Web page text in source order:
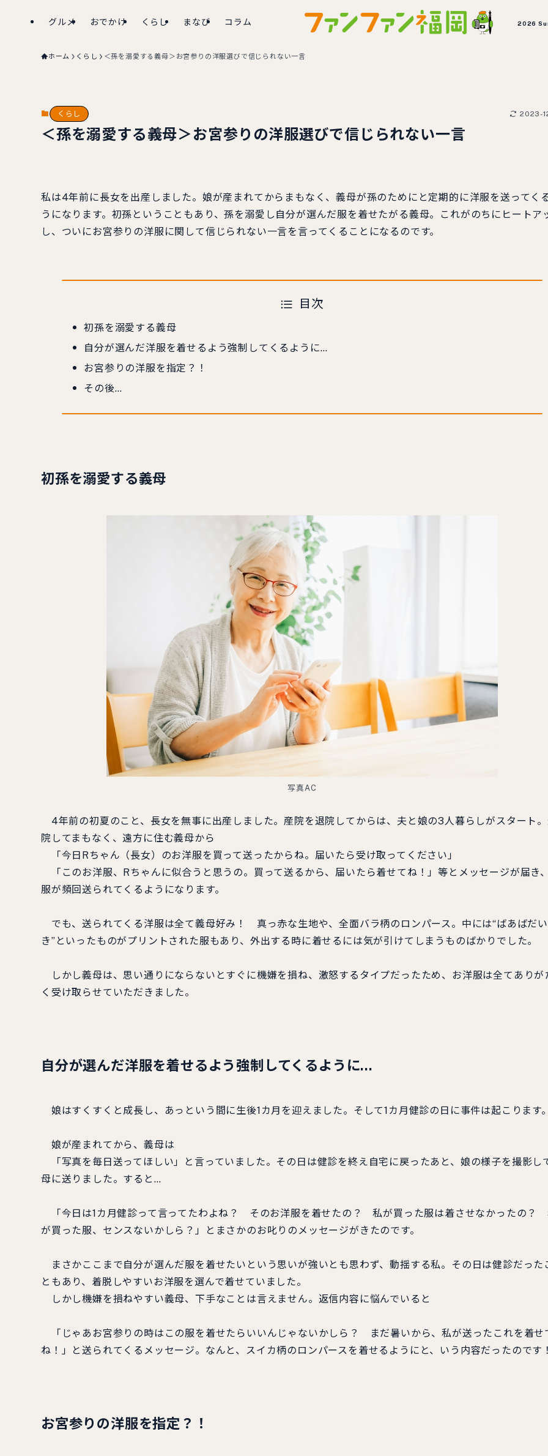
グルメ おでかけ くらし まなび コラム 2026
ホーム くらし ＜孫を溺愛する義母＞お宮参りの洋服選びで信じられない一言
くらし 2023-
＜孫を溺愛する義母＞お宮参りの洋服選びで信じられない一言
私は4年前に長女を出産しました。娘が産まれてからまもなく、義母が孫のためにと定期的に洋服を送ってく
うになります。初孫ということもあり、孫を溺愛し自分が選んだ服を着せたがる義母。これがのちにヒートア
し、ついにお宮参りの洋服に関して信じられない一言を言ってくることになるのです。
目次
初孫を溺愛する義母
自分が選んだ洋服を着せるよう強制してくるように…
お宮参りの洋服を指定？！
その後…
初孫を溺愛する義母
写真AC
4年前の初夏のこと、長女を無事に出産しました。産院を退院してからは、夫と娘の3人暮らしがスタート
院してまもなく、遠方に住む義母から
「今日Rちゃん（長女）のお洋服を買って送ったからね。届いたら受け取ってください」
「このお洋服、Rちゃんに似合うと思うの。買って送るから、届いたら着せてね！」等とメッセージが届き
服が頻回送られてくるようになります。
でも、送られてくる洋服は全て義母好み！ 真っ赤な生地や、全面バラ柄のロンパース。中には“ばあばだ
き”といったものがプリントされた服もあり、外出する時に着せるには気が引けてしまうものばかりでした。
しかし義母は、思い通りにならないとすぐに機嫌を損ね、激怒するタイプだったため、お洋服は全てありが
く受け取らせていただきました。
自分が選んだ洋服を着せるよう強制してくるように…
娘はすくすくと成長し、あっという間に生後1カ月を迎えました。そして1カ月健診の日に事件は起こります
娘が産まれてから、義母は
「写真を毎日送ってほしい」と言っていました。その日は健診を終え自宅に戻ったあと、娘の様子を撮影し
母に送りました。すると…
「今日は1カ月健診って言ってたわよね？ そのお洋服を着せたの？ 私が買った服は着させなかったの？
が買った服、センスないかしら？」とまさかのお叱りのメッセージがきたのです。
まさかここまで自分が選んだ服を着せたいという思いが強いとも思わず、動揺する私。その日は健診だった
ともあり、着脱しやすいお洋服を選んで着せていました。
しかし機嫌を損ねやすい義母、下手なことは言えません。返信内容に悩んでいると
「じゃあお宮参りの時はこの服を着せたらいいんじゃないかしら？ まだ暑いから、私が送ったこれを着せ
ね！」と送られてくるメッセージ。なんと、スイカ柄のロンパースを着せるようにと、いう内容だったのです
お宮参りの洋服を指定？！